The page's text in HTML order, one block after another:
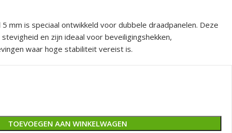
mm is speciaal ontwikkeld voor dubbele draadpanelen. Deze
en zijn ideaal voor beveiligingshekken,
waar hoge stabiliteit vereist is.
TOEVOEGEN AAN WINKELWAGEN